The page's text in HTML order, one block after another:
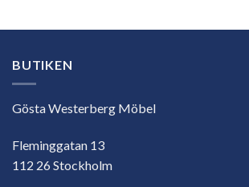
BUTIKEN
Gösta Westerberg Möbel
Fleminggatan 13
112 26 Stockholm